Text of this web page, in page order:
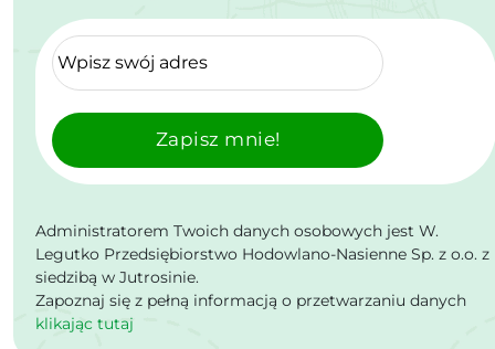
Zapisz mnie!
Administratorem Twoich danych osobowych jest W.
Legutko Przedsiębiorstwo Hodowlano-Nasienne Sp. z o.o. z
siedzibą w Jutrosinie.
Zapoznaj się z pełną informacją o przetwarzaniu danych
klikając tutaj